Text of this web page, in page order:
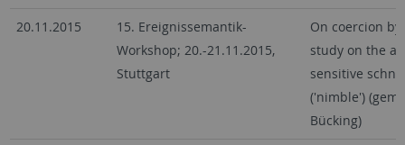
20.11.2015
15. Ereignissemantik-
Workshop; 20.-21.11.2015,
Stuttgart
On coercion
study on the
sensitive
('nimble')
Bücking)